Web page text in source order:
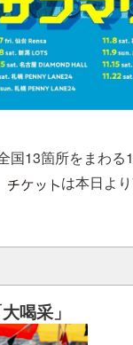
国13箇所をまわ
は本日よ
喝采」